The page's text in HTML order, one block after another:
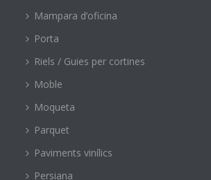
Mampara d’oficina
Porta
Riels / Guies per cortines
Moble
Moqueta
Parquet
Paviments vinílics
Persiana